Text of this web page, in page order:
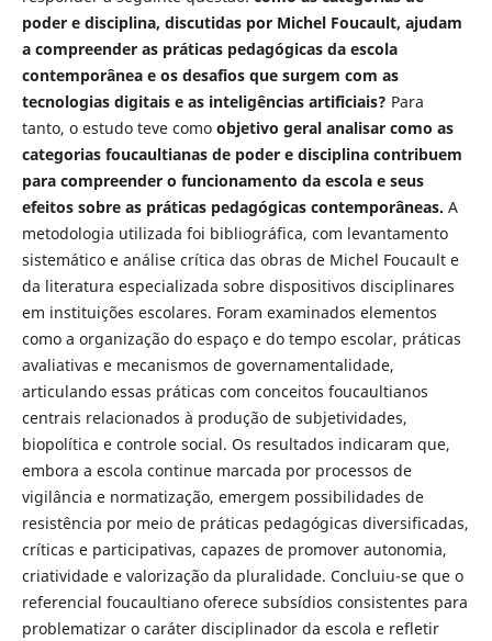
poder e disciplina, discutidas por Michel Foucault, ajudam
a compreender as práticas pedagógicas da escola
contemporânea e os desafios que surgem com as
tecnologias digitais e as inteligências artificiais? Para
tanto, o estudo teve como objetivo geral analisar como as
categorias foucaultianas de poder e disciplina contribuem
para compreender o funcionamento da escola e seus
efeitos sobre as práticas pedagógicas contemporâneas. A
metodologia utilizada foi bibliográfica, com levantamento
sistemático e análise crítica das obras de Michel Foucault e
da literatura especializada sobre dispositivos disciplinares
em instituições escolares. Foram examinados elementos
como a organização do espaço e do tempo escolar, práticas
avaliativas e mecanismos de governamentalidade,
articulando essas práticas com conceitos foucaultianos
centrais relacionados à produção de subjetividades,
biopolítica e controle social. Os resultados indicaram que,
embora a escola continue marcada por processos de
vigilância e normatização, emergem possibilidades de
resistência por meio de práticas pedagógicas diversificadas,
críticas e participativas, capazes de promover autonomia,
criatividade e valorização da pluralidade. Concluiu-se que o
referencial foucaultiano oferece subsídios consistentes para
problematizar o caráter disciplinador da escola e refletir